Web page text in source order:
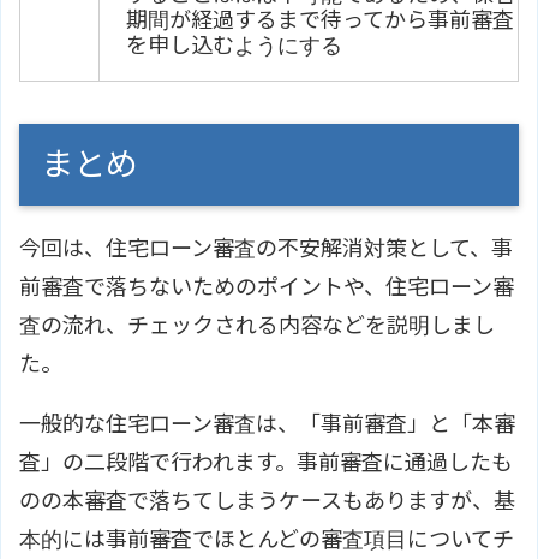
期間が経過するまで待ってから事前審査
を申し込むようにする
まとめ
今回は、住宅ローン審査の不安解消対策として、事
前審査で落ちないためのポイントや、住宅ローン審
査の流れ、チェックされる内容などを説明しまし
た。
一般的な住宅ローン審査は、「事前審査」と「本審
査」の二段階で行われます。事前審査に通過したも
のの本審査で落ちてしまうケースもありますが、基
本的には事前審査でほとんどの審査項目についてチ